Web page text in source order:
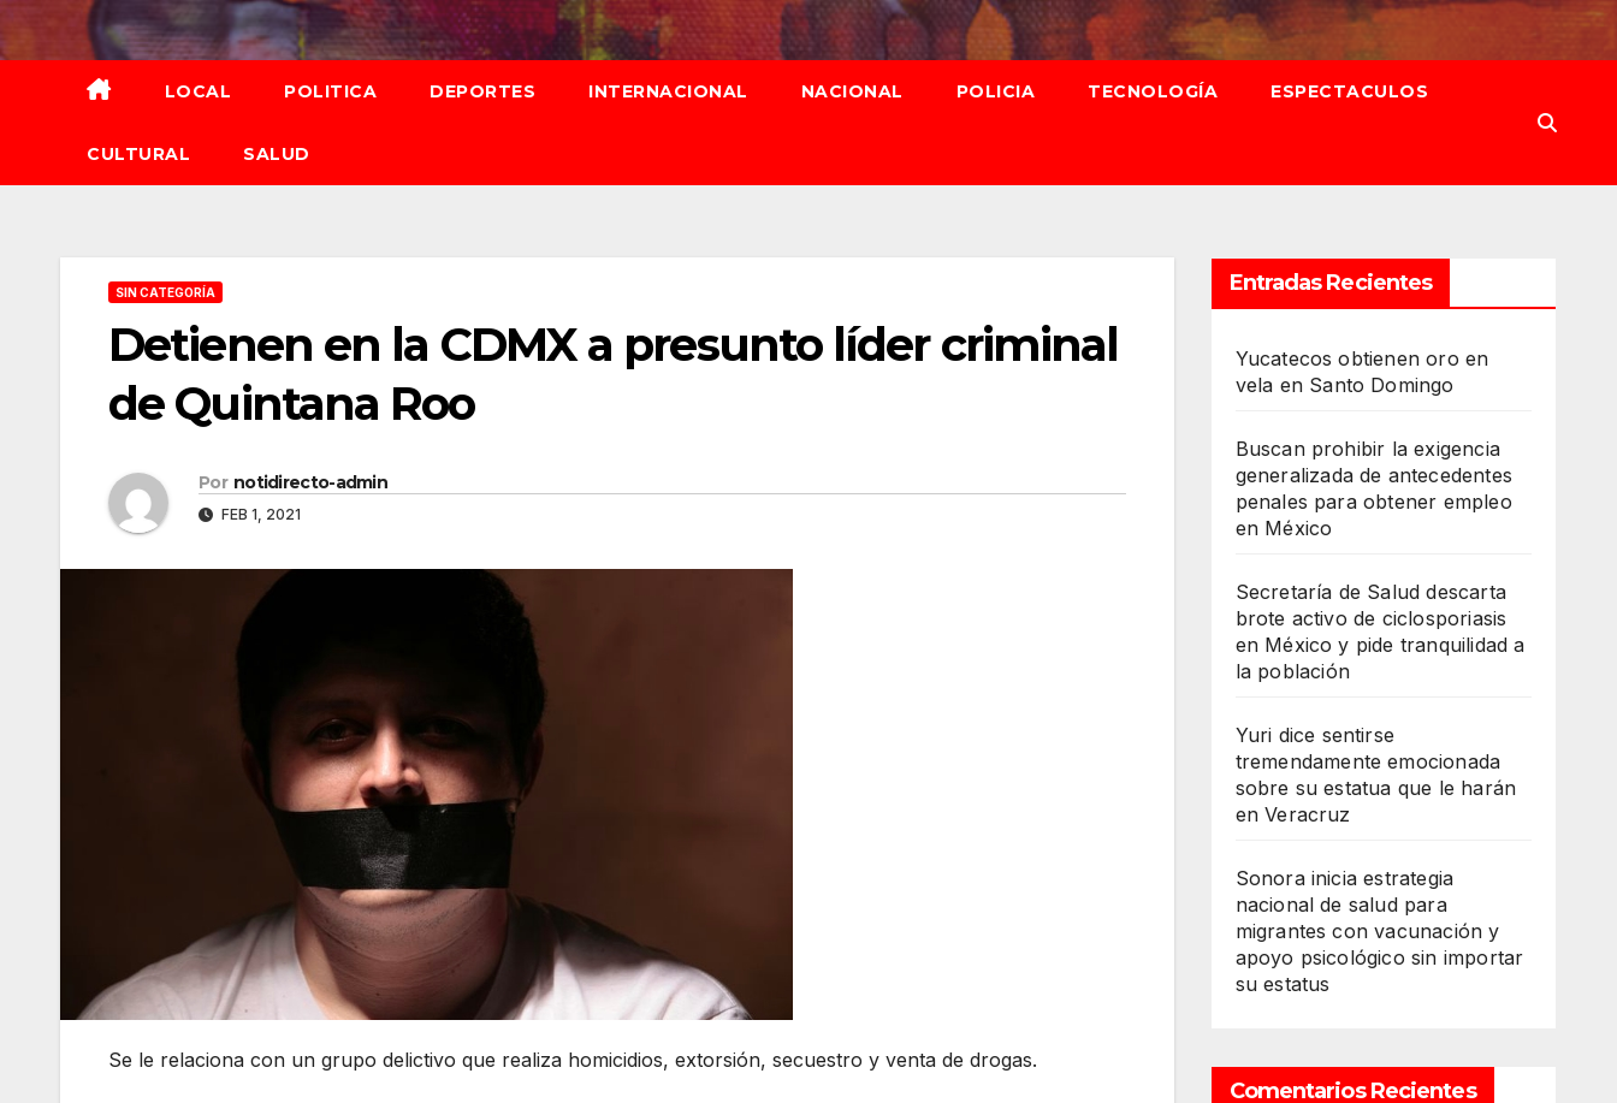
al
contenido
LOCAL POLITICA DEPORTES INTERNACIONAL NACIONAL POLICIA TECNOLOGÍA ESPECTACULOS
CULTURAL SALUD
SIN CATEGORÍA
Detienen en la CDMX a presunto líder criminal
de Quintana Roo
Por notidirecto-admin
FEB 1, 2021
Se le relaciona con un grupo delictivo que realiza homicidios, extorsión, secuestro y venta de drogas.
Entradas Recientes
Yucatecos obtienen oro en
vela en Santo Domingo
Buscan prohibir la exigencia
generalizada de antecedentes
penales para obtener empleo
en México
Secretaría de Salud descarta
brote activo de ciclosporiasis
en México y pide tranquilidad a
la población
Yuri dice sentirse
tremendamente emocionada
sobre su estatua que le harán
en Veracruz
Sonora inicia estrategia
nacional de salud para
migrantes con vacunación y
apoyo psicológico sin importar
su estatus
Comentarios Recientes